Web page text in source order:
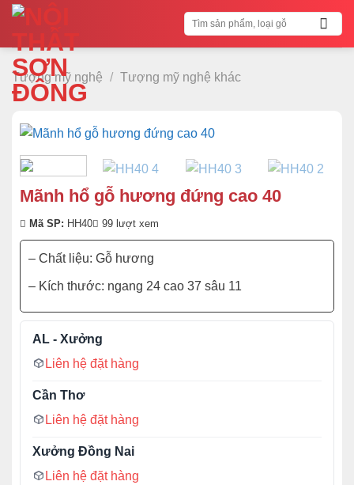
Bỏ
nội
dung
Tìm
kiếm:
Tượng mỹ nghệ / Tượng mỹ nghệ khác
Mãnh hổ gỗ hương đứng cao 40
Mã SP: HH40 99 lượt xem
– Chất liệu: Gỗ hương
– Kích thước: ngang 24 cao 37 sâu 11
AL - Xưởng
Liên hệ đặt hàng
Cần Thơ
Liên hệ đặt hàng
Xưởng Đồng Nai
Liên hệ đặt hàng